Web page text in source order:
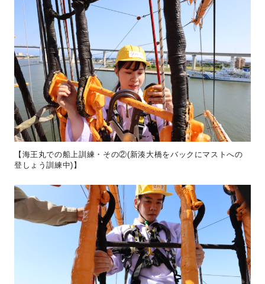
【海王丸での船上訓練・その②(新湊大橋をバックにマストへの
登しょう訓練中)】